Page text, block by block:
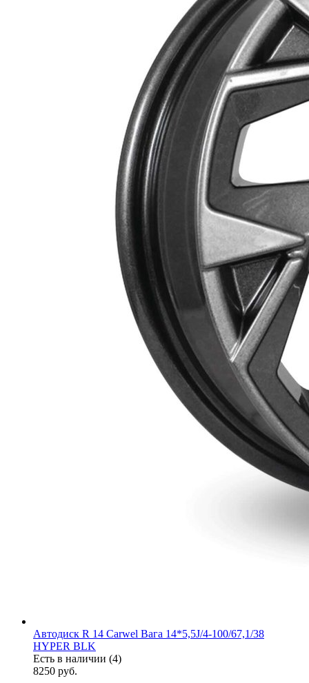
Автодиск R 14 Carwel Вага 14*5,5J/4-100/67,1/38
HYPER BLK
Есть в наличии (4)
8250 руб.